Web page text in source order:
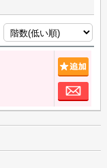
追
お